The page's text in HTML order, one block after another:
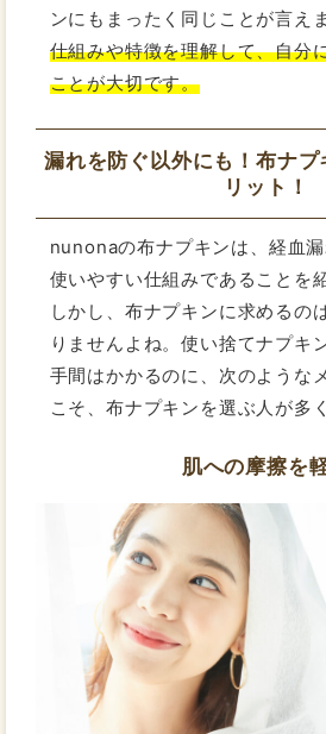
ンにもまったく同じことが言え
仕組みや特徴を理解して、自分
ことが大切です。
漏れを防ぐ以外にも！布ナプ
リット！
nunonaの布ナプキンは、経血
使いやすい仕組みであることを
しかし、布ナプキンに求めるの
りませんよね。使い捨てナプキ
手間はかかるのに、次のような
こそ、布ナプキンを選ぶ人が多
肌への摩擦を